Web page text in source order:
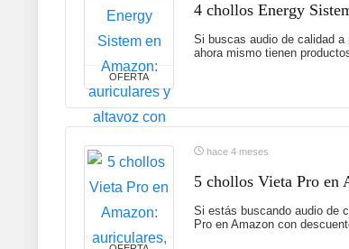
OFERTA
4 chollos Energy
Si buscas audio de calidad
ahora mismo tienen
hace 4 meses
5 chollos Vieta Pro en
Si estás buscando audio de
Pro en Amazon con